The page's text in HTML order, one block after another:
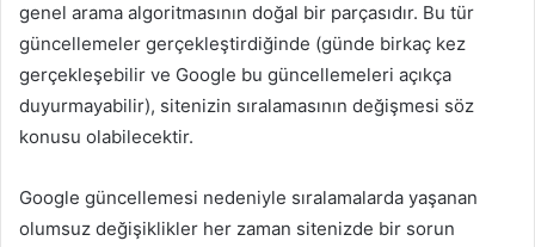
genel arama algoritmasının doğal bir parçasıdır. Bu tür
güncellemeler gerçekleştirdiğinde (günde birkaç kez
gerçekleşebilir ve Google bu güncellemeleri açıkça
duyurmayabilir), sitenizin sıralamasının değişmesi söz
konusu olabilecektir.
Google güncellemesi nedeniyle sıralamalarda yaşanan
olumsuz değişiklikler her zaman sitenizde bir sorun